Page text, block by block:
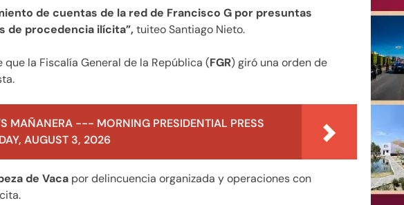
de cuentas de la red de Francisco G por presuntas
de procedencia ilícita”, tuiteo Santiago Nieto.
que la Fiscalía General de la República (FGR) giró una orden de
MAÑANERA --- MORNING PRESIDENTIAL PRESS
AUGUST 3, 2026
de Vaca por delincuencia organizada y operaciones con